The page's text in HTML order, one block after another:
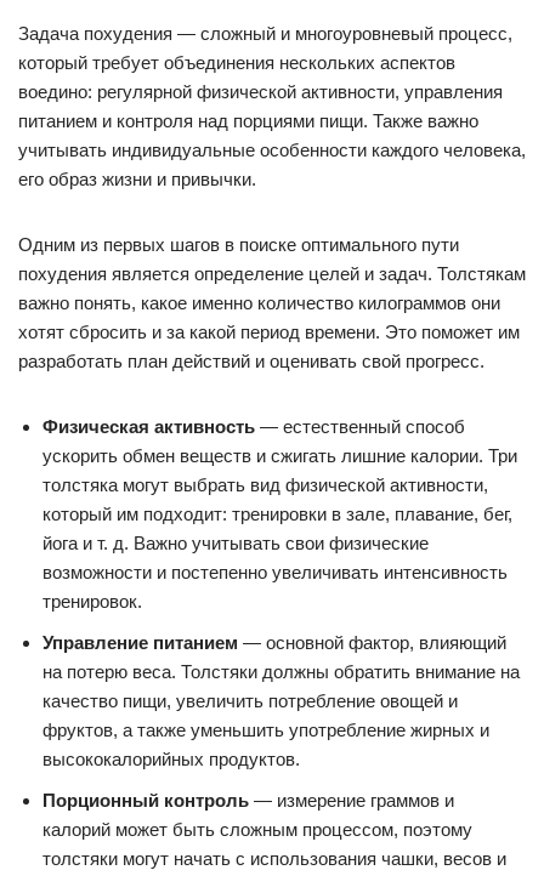
Задача похудения — сложный и многоуровневый процесс,
который требует объединения нескольких аспектов
воедино: регулярной физической активности, управления
питанием и контроля над порциями пищи. Также важно
учитывать индивидуальные особенности каждого человека,
его образ жизни и привычки.
Одним из первых шагов в поиске оптимального пути
похудения является определение целей и задач. Толстякам
важно понять, какое именно количество килограммов они
хотят сбросить и за какой период времени. Это поможет им
разработать план действий и оценивать свой прогресс.
Физическая активность — естественный способ
ускорить обмен веществ и сжигать лишние калории. Три
толстяка могут выбрать вид физической активности,
который им подходит: тренировки в зале, плавание, бег,
йога и т. д. Важно учитывать свои физические
возможности и постепенно увеличивать интенсивность
тренировок.
Управление питанием — основной фактор, влияющий
на потерю веса. Толстяки должны обратить внимание на
качество пищи, увеличить потребление овощей и
фруктов, а также уменьшить употребление жирных и
высококалорийных продуктов.
Порционный контроль — измерение граммов и
калорий может быть сложным процессом, поэтому
толстяки могут начать с использования чашки, весов и